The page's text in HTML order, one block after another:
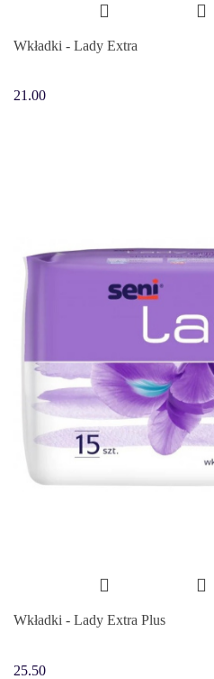
Wkładki - Lady Extra
21.00
Wkładki - Lady Extra Plus
25.50